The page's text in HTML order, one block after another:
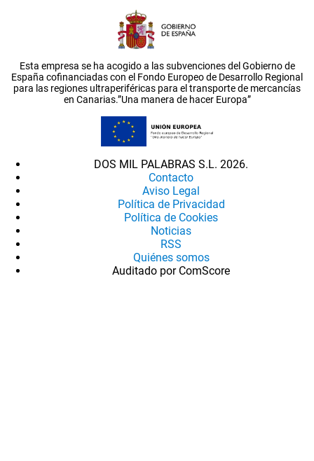
Esta empresa se ha acogido a las subvenciones del Gobierno de
España cofinanciadas con el Fondo Europeo de Desarrollo Regional
para las regiones ultraperiféricas para el transporte de mercancías
en Canarias.”Una manera de hacer Europa”
DOS MIL PALABRAS S.L. 2026.
Contacto
Aviso Legal
Política de Privacidad
Política de Cookies
Noticias
RSS
Quiénes somos
Auditado por ComScore